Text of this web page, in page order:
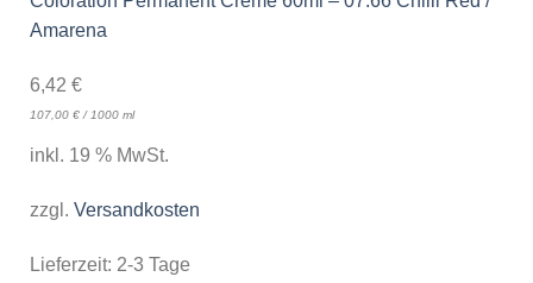
Amarena
6,42 €
107,00 €/ 1000 ml
inkl. 19 % MwSt.
zzgl. Versandkosten
Lieferzeit: 2-3 Tage